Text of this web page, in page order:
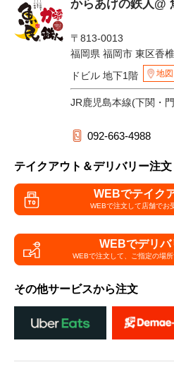
からあげの鉄人@
〒813-0013
福岡県 福岡市 東区香
ドビル 地下1階
地図
JR鹿児島本線(下関・
092-663-4988
テイクアウト＆デリバリー注文
WEBでテイク
WEBで注文して店舗でお
WEBでデリバ
WEBで注文して、 ご指定の場
その他サービスから注文